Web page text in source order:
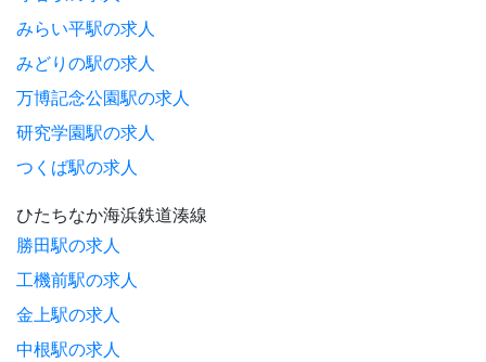
みらい平駅の求人
みどりの駅の求人
万博記念公園駅の求人
研究学園駅の求人
つくば駅の求人
ひたちなか海浜鉄道湊線
勝田駅の求人
工機前駅の求人
金上駅の求人
中根駅の求人